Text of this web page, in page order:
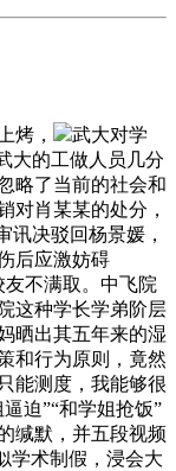
烤，
武大对学
大的工做人员几分
略了当前的社会和
对肖某某的处分，
讯决驳回杨景媛，
后应激妨碍
友不满取。中飞院
这种学长学弟阶层
晒出其五年来的湿
和行为原则，竟然
能测度，我能够很
迫”“和学姐抢饭”
缄默，并五段视频
学术制假，浸会大